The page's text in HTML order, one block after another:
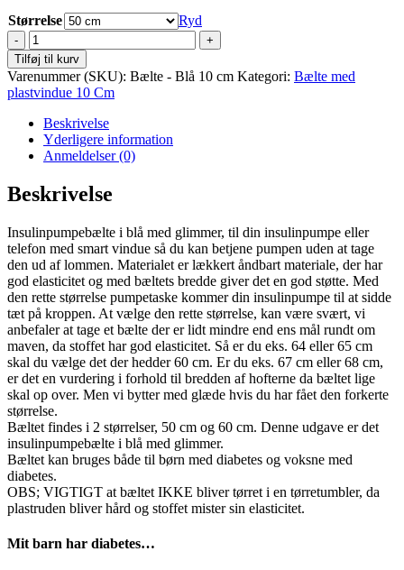
Størrelse
Ryd
Blå
10
cm
med
glimmer
Bælte
til
insulinpumpe
med
vindue
Tilføj til kurv
Varenummer (SKU): Bælte - Blå 10 cm Kategori: Bælte med
plastvindue 10 Cm
Beskrivelse
Yderligere information
Anmeldelser (0)
Beskrivelse
Insulinpumpebælte i blå med glimmer, til din insulinpumpe eller
telefon med smart vindue så du kan betjene pumpen uden at tage
den ud af lommen. Materialet er lækkert åndbart materiale, der har
god elasticitet og med bæltets bredde giver det en god støtte. Med
den rette størrelse pumpetaske kommer din insulinpumpe til at sidde
tæt på kroppen. At vælge den rette størrelse, kan være svært, vi
anbefaler at tage et bælte der er lidt mindre end ens mål rundt om
maven, da stoffet har god elasticitet. Så er du eks. 64 eller 65 cm
skal du vælge det der hedder 60 cm. Er du eks. 67 cm eller 68 cm,
er det en vurdering i forhold til bredden af hofterne da bæltet lige
skal op over. Men vi bytter med glæde hvis du har fået den forkerte
størrelse.
Bæltet findes i 2 størrelser, 50 cm og 60 cm. Denne udgave er det
insulinpumpebælte i blå med glimmer.
Bæltet kan bruges både til børn med diabetes og voksne med
diabetes.
OBS; VIGTIGT at bæltet IKKE bliver tørret i en tørretumbler, da
plastruden bliver hård og stoffet mister sin elasticitet.
Mit barn har diabetes…